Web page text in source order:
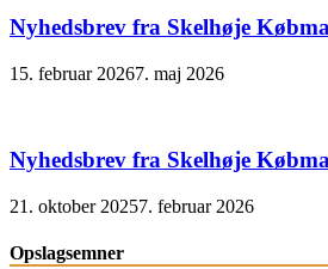
Nyhedsbrev fra Skelhøje
15. februar 20267. maj 2026
Nyhedsbrev fra Skelhøje
21. oktober 20257. februar 2026
Opslagsemner